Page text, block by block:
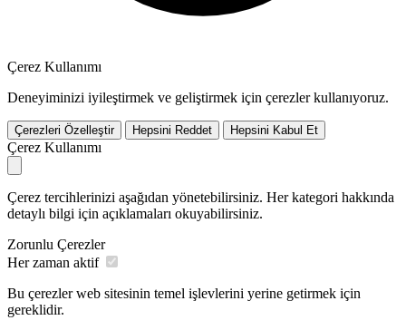
Çerez Kullanımı
Deneyiminizi iyileştirmek ve geliştirmek için çerezler kullanıyoruz.
Çerezleri Özelleştir Hepsini Reddet Hepsini Kabul Et
Çerez Kullanımı
Çerez tercihlerinizi aşağıdan yönetebilirsiniz. Her kategori hakkında
detaylı bilgi için açıklamaları okuyabilirsiniz.
Zorunlu Çerezler
Her zaman aktif
Bu çerezler web sitesinin temel işlevlerini yerine getirmek için
gereklidir.